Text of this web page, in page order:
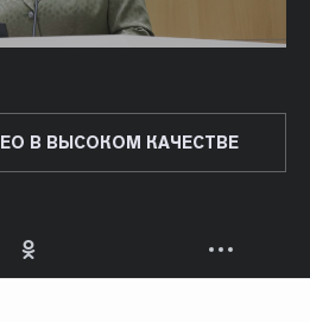
В ВЫСОКОМ КАЧЕСТВЕ